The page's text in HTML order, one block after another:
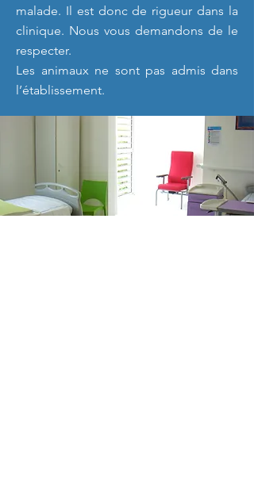
malade. Il est donc de rigueur dans la
clinique. Nous vous demandons de le
respecter.
Les animaux ne sont pas admis dans
l’établissement.